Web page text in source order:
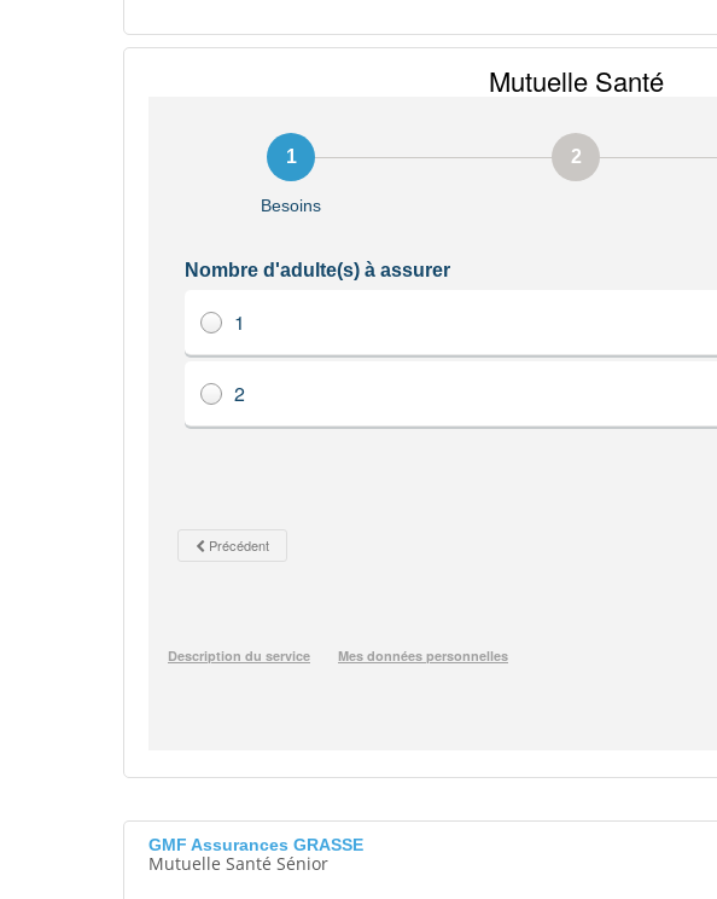
GMF Assurances GRASSE
Mutuelle Santé Sénior